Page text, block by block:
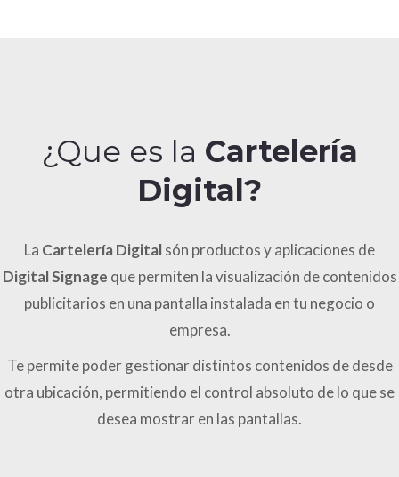
¿Que es la Cartelería
Digital?
La Cartelería Digitalsón productos y aplicaciones de
Digital Signage que permiten la visualización de contenidos
publicitarios en una pantalla instalada en tu negocio o
empresa.
Te permite poder gestionar distintos contenidos de desde
otra ubicación, permitiendo el control absoluto de lo que se
desea mostrar en las pantallas.